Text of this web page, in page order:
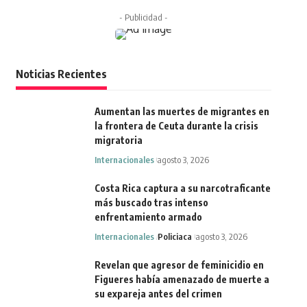
- Publicidad -
Noticias Recientes
Aumentan las muertes de migrantes en
la frontera de Ceuta durante la crisis
migratoria
Internacionales agosto 3, 2026
Costa Rica captura a su narcotraficante
más buscado tras intenso
enfrentamiento armado
Internacionales Policiaca agosto 3, 2026
Revelan que agresor de feminicidio en
Figueres había amenazado de muerte a
su expareja antes del crimen